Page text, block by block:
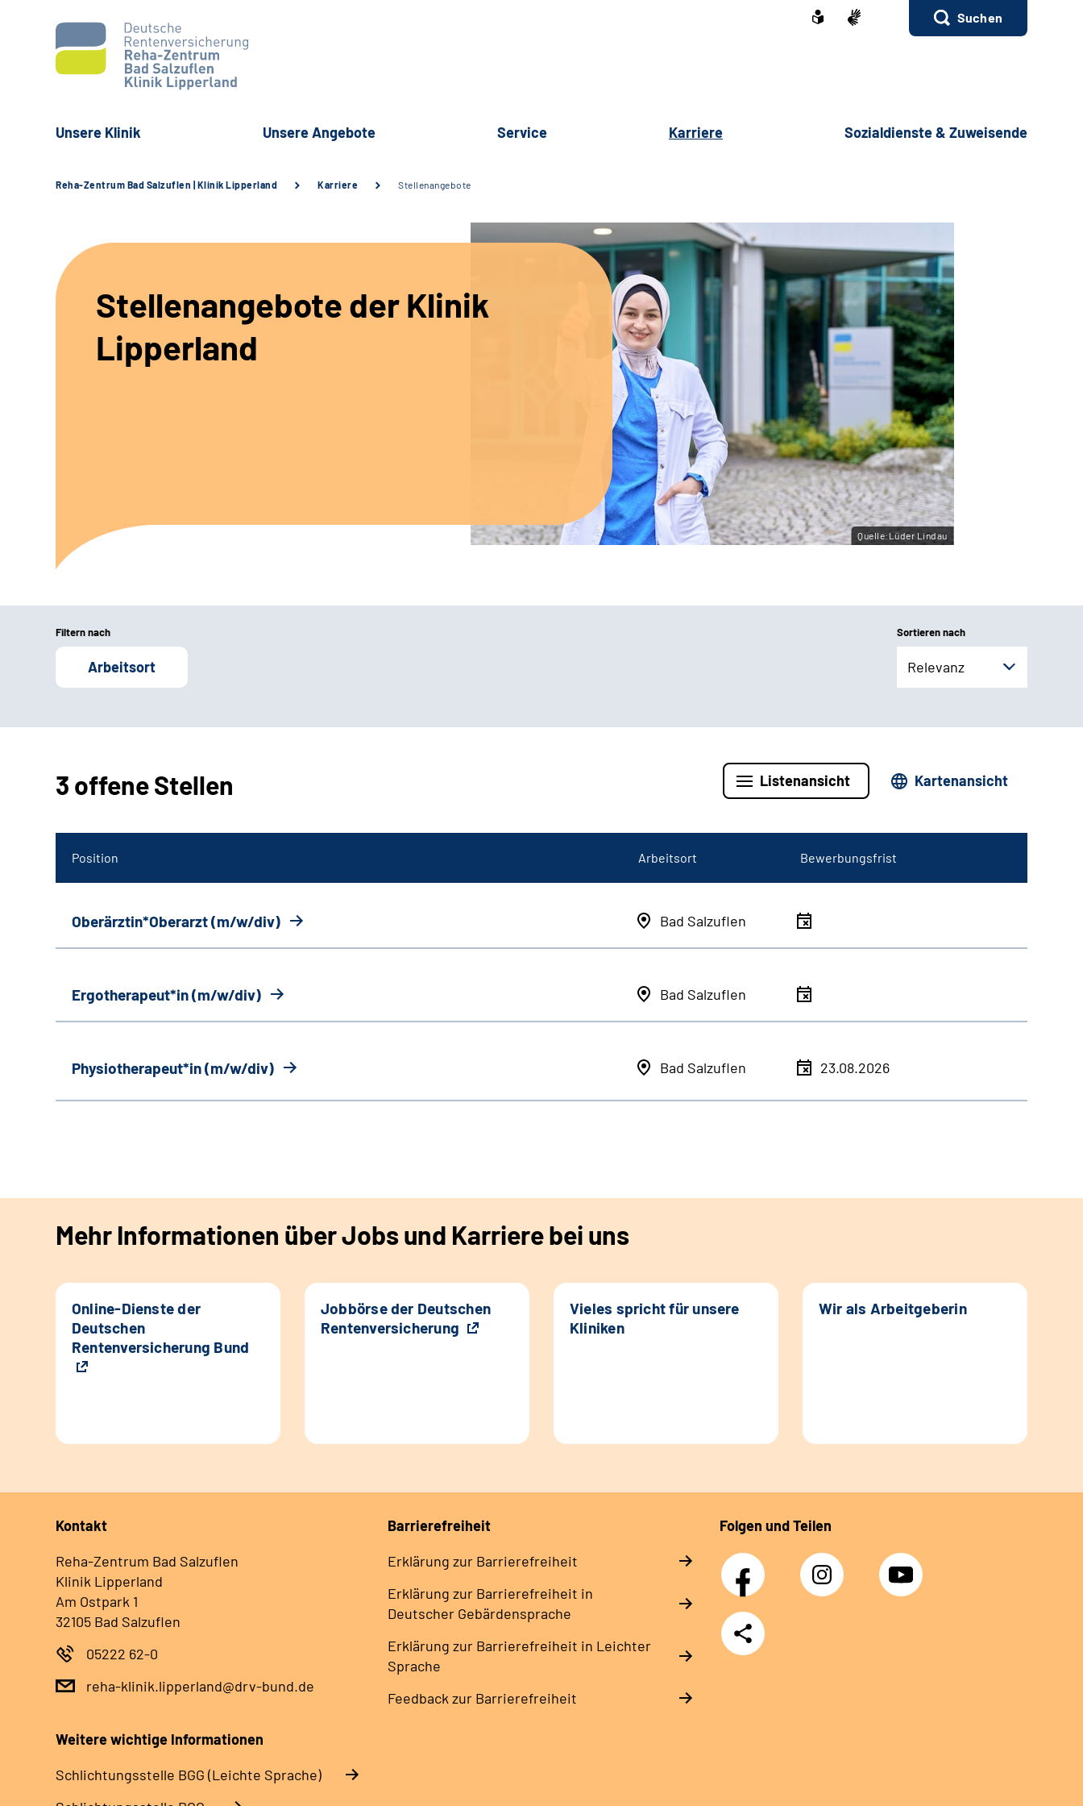
Suchen
Unsere Klinik Unsere Angebote Service Karriere Sozialdienste & Zuweisende
Reha-Zentrum Bad Salzuflen | Klinik Lipperland Karriere Stellenangebote
Stellenangebote der Klinik
Lipperland
Quelle:Lüder Lindau
Filtern nach
Arbeitsort
Sortieren nach
Relevanz
3 offene Stellen Listenansicht Kartenansicht
Position Arbeitsort Bewerbungsfrist
Oberärztin*Oberarzt (m/w/div) Bad Salzuflen
Ergotherapeut*in (m/w/div) Bad Salzuflen
Physiotherapeut*in (m/w/div) Bad Salzuflen 23.08.2026
Mehr Informationen über Jobs und Karriere bei uns
Online-Dienste der
Deutschen
Rentenversicherung Bund
Jobbörse der Deutschen
Rentenversicherung
Vieles spricht für unsere
Kliniken
Wir als Arbeitgeberin
Kontakt
Reha-Zentrum Bad Salzuflen
Klinik Lipperland
Am Ostpark 1
32105 Bad Salzuflen
05222 62-0
reha-klinik.lipperland@drv-bund.de
Barrierefreiheit
Erklärung zur Barrierefreiheit
Erklärung zur Barrierefreiheit in
Deutscher Gebärdensprache
Erklärung zur Barrierefreiheit in Leichter
Sprache
Feedback zur Barrierefreiheit
Folgen und Teilen
Facebook Instagram YouTube
Teilen
Weitere wichtige Informationen
Schlich­tungs­stel­le BGG (Leichte Sprache)